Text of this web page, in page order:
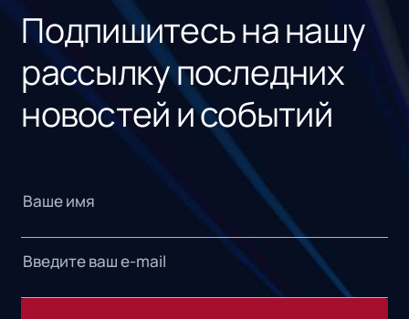
Подпишитесь на нашу
рассылку последних
новостей и событий